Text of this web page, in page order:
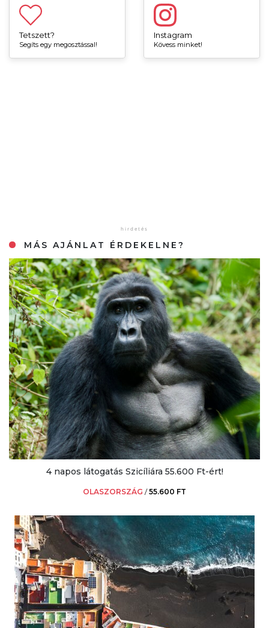
Tetszett?
Segíts egy megosztással!
Instagram
Kövess minket!
MÁS AJÁNLAT ÉRDEKELNE?
4 napos látogatás Szicíliára 55.600 Ft-ért!
OLASZORSZÁG /55.600 FT